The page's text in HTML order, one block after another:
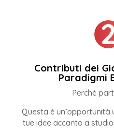
Contributi dei
Paradigmi
Perchè
Questa è un’opportunità
tue idee accanto a